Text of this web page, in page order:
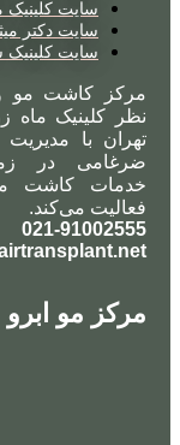
سایت کلینیک
سایت دکتر
سایت کلینیک
مرکز کاشت مو و
نظر کلینیک ماه
تهران با مدیریت
ضرغامی در
خدمات کاشت
فعالیت می‌کند.
|
مرکز مو ابرو